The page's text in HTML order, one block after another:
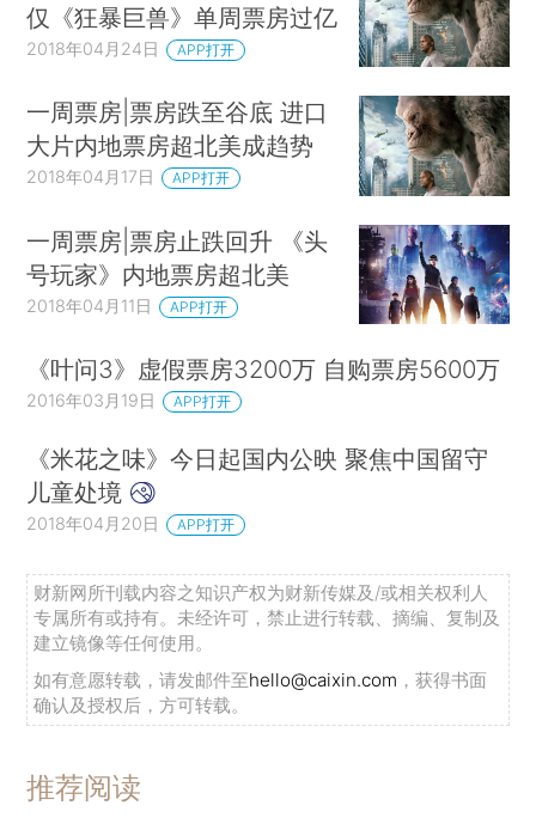
仅《狂暴巨兽》单周票房过亿
2018年04月24日 APP打开
一周票房|票房跌至谷底 进口
大片内地票房超北美成趋势
2018年04月17日 APP打开
一周票房|票房止跌回升 《头
号玩家》内地票房超北美
2018年04月11日 APP打开
《叶问3》虚假票房3200万 自购票房5600万
2016年03月19日 APP打开
《米花之味》今日起国内公映 聚焦中国留守
儿童处境
2018年04月20日 APP打开
财新网所刊载内容之知识产权为财新传媒及/或相关权利人
专属所有或持有。未经许可，禁止进行转载、摘编、复制及
建立镜像等任何使用。
如有意愿转载，请发邮件至hello@caixin.com ，获得书面
确认及授权后，方可转载。
推荐阅读